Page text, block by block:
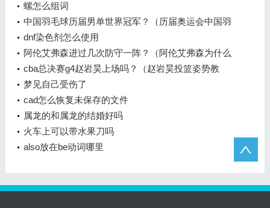
螺怎么组词
中国羽毛球历届男单世界冠军？（历届奥运会中国羽
毛球冠军有哪些？）
dnf染色剂怎么使用
阿伦艾弗森进过几次防守一阵？（阿伦艾弗森为什么
选择退役？）
cba总决赛g4赵岩昊上场吗？（赵岩昊投篮姿势教
学？）
梦见自己受伤了
cad怎么恢复未保存的文件
属龙的和属龙的结婚好吗
火车上可以带水果刀吗
also放在be动词哪里